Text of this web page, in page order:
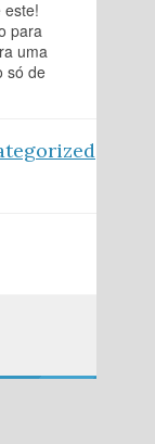
este!
para
uma
só de